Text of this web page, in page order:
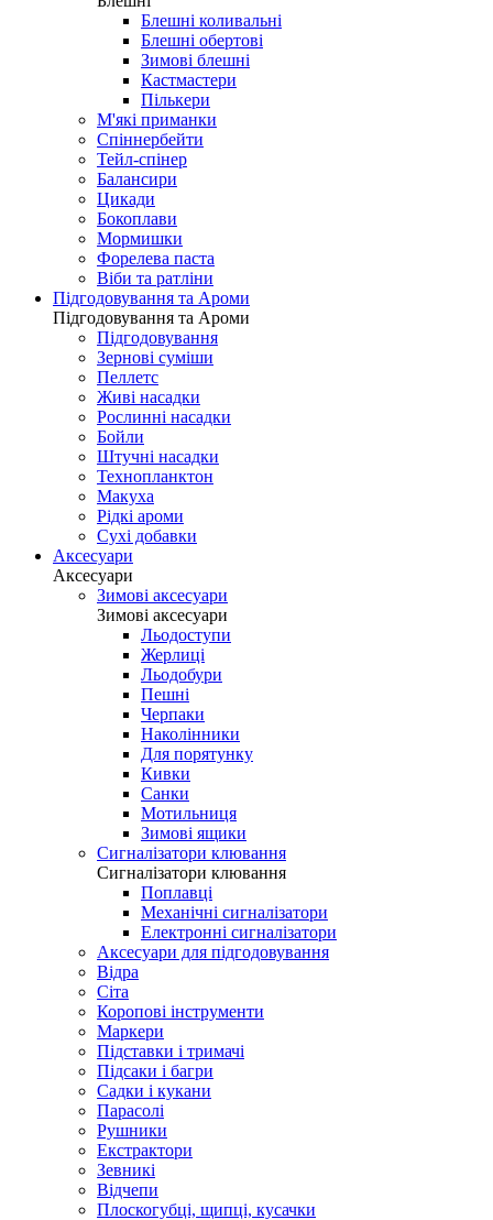
Блешні коливальні
Блешні обертові
Зимові блешні
Кастмастери
Пількери
М'які приманки
Спіннербейти
Тейл-спінер
Балансири
Цикади
Бокоплави
Мормишки
Форелева паста
Віби та ратліни
Підгодовування та Ароми
Підгодовування та Ароми
Підгодовування
Зернові суміши
Пеллетс
Живі насадки
Рослинні насадки
Бойли
Штучні насадки
Технопланктон
Макуха
Рідкі ароми
Сухі добавки
Аксесуари
Аксесуари
Зимові аксесуари
Зимові аксесуари
Льодоступи
Жерлиці
Льодобури
Пешні
Черпаки
Наколінники
Для порятунку
Кивки
Санки
Мотильниця
Зимові ящики
Сигналізатори клювання
Сигналізатори клювання
Поплавці
Механічні сигналізатори
Електронні сигналізатори
Аксесуари для підгодовування
Відра
Сіта
Коропові інструменти
Маркери
Підставки і тримачі
Підсаки і багри
Садки і кукани
Парасолі
Рушники
Екстрактори
Зевникі
Відчепи
Плоскогубці, щипці, кусачки